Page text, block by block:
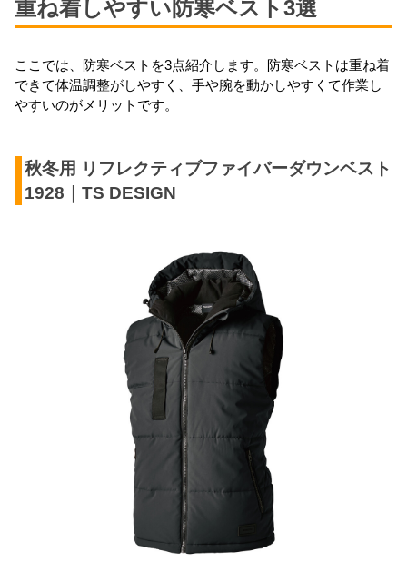
重ね着しやすい防寒ベスト3選
ここでは、防寒ベストを3点紹介します。防寒ベストは重ね着
できて体温調整がしやすく、手や腕を動かしやすくて作業し
やすいのがメリットです。
秋冬用 リフレクティブファイバーダウンベスト
1928｜TS DESIGN